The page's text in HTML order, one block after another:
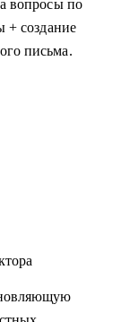
вопросы по
+ создание
письма.